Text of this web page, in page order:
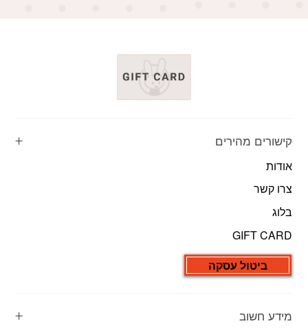
קישורים מהירים
אודות
צרו קשר
בלוג
GIFT CARD
ביטול עסקה
מידע חשוב